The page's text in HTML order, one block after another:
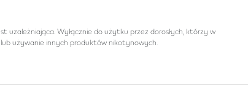
Wyłącznie do użytku przez dorosłych, którzy w
używanie innych produktów nikotynowych.